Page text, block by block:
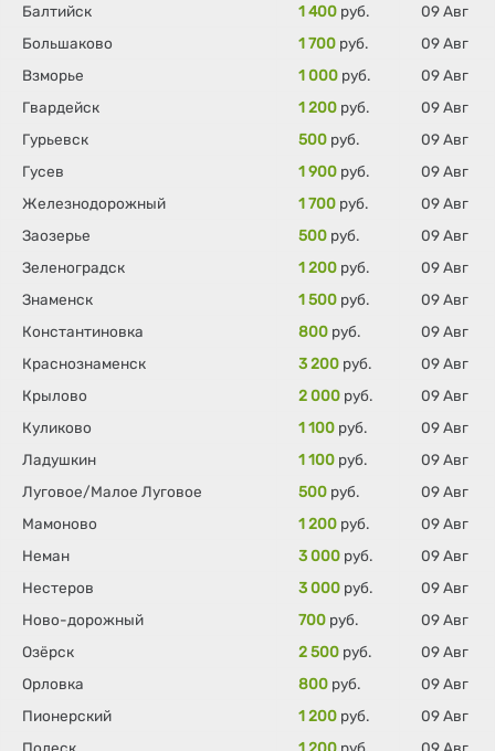
Балтийск
1 400 руб.
09 Авг
Большаково
1 700 руб.
09 Авг
Взморье
1 000 руб.
09 Авг
Гвардейск
1 200 руб.
09 Авг
Гурьевск
500 руб.
09 Авг
Гусев
1 900 руб.
09 Авг
Железнодорожный
1 700 руб.
09 Авг
Заозерье
500 руб.
09 Авг
Зеленоградск
1 200 руб.
09 Авг
Знаменск
1 500 руб.
09 Авг
Константиновка
800 руб.
09 Авг
Краснознаменск
3 200 руб.
09 Авг
Крылово
2 000 руб.
09 Авг
Куликово
1 100 руб.
09 Авг
Ладушкин
1 100 руб.
09 Авг
Луговое/Малое Луговое
500 руб.
09 Авг
Мамоново
1 200 руб.
09 Авг
Неман
3 000 руб.
09 Авг
Нестеров
3 000 руб.
09 Авг
Ново-дорожный
700 руб.
09 Авг
Озёрск
2 500 руб.
09 Авг
Орловка
800 руб.
09 Авг
Пионерский
1 200 руб.
09 Авг